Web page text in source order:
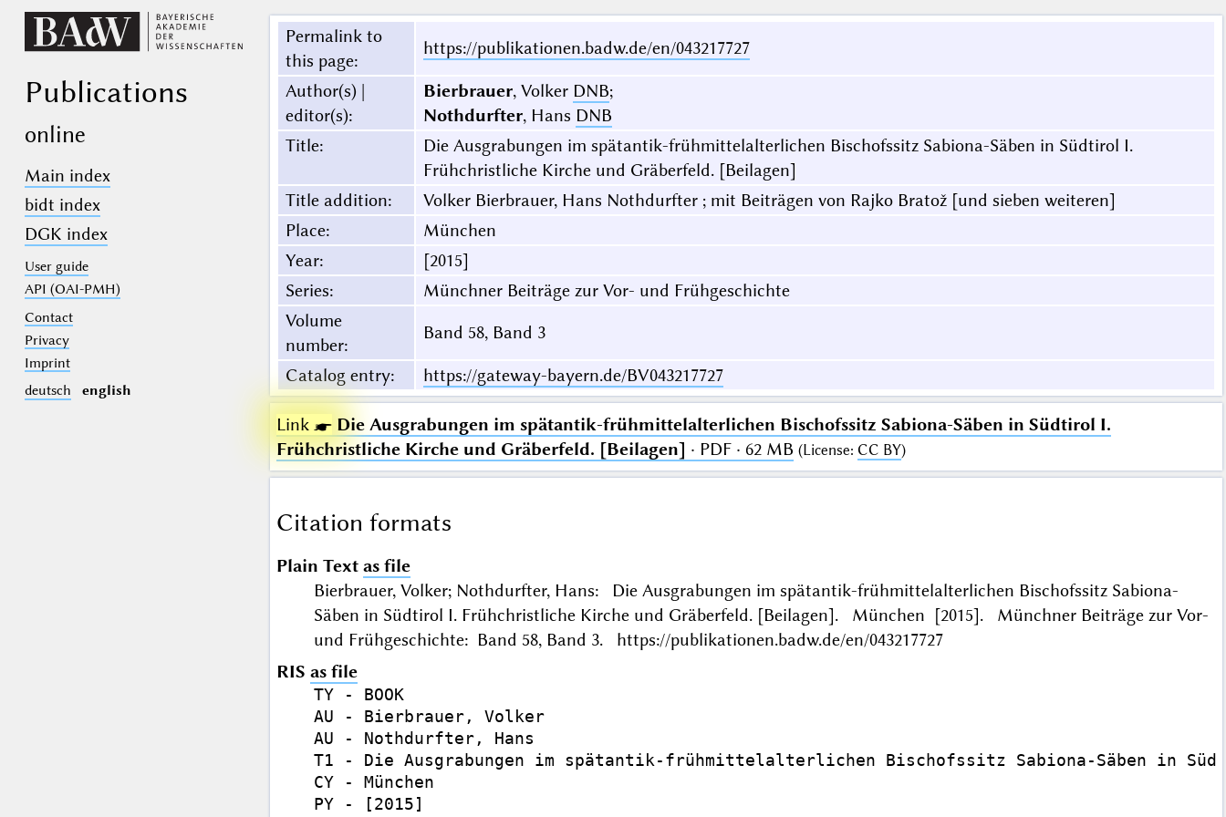
Publications
online
Main index
bidt index
DGK index
User guide
API (OAI-PMH)
Contact
Privacy
Imprint
deutsch
english
Permalink to
this page:
https://publikationen.badw.de/en/043217727
Author(s) |
editor(s):
Bierbrauer, Volker DNB;
Nothdurfter, Hans DNB
Title:
Die Ausgrabungen im spätantik-frühmittelalterlichen Bischofssitz Sabiona-Säben in Südtirol I.
Frühchristliche Kirche und Gräberfeld. [Beilagen]
Title addition:
Volker Bierbrauer, Hans Nothdurfter ; mit Beiträgen von Rajko Bratož [und sieben weiteren]
Place:
München
Year:
[2015]
Series:
Münchner Beiträge zur Vor- und Frühgeschichte
Volume
number:
Band 58, Band 3
Catalog entry: https://gateway-bayern.de/BV043217727
Link ☛ Die Ausgrabungen im spätantik-frühmittelalterlichen Bischofssitz Sabiona-Säben in Südtirol I.
Frühchristliche Kirche und Gräberfeld. [Beilagen] · PDF · 62 MB (License: CC BY)
Citation formats
Plain Text as file
Bierbrauer, Volker; Nothdurfter, Hans: Die Ausgrabungen im spätantik-frühmittelalterlichen Bischofssitz Sabiona-
Säben in Südtirol I. Frühchristliche Kirche und Gräberfeld. [Beilagen]. München [2015]. Münchner Beiträge zur Vor-
und Frühgeschichte: Band 58, Band 3. https://publikationen.badw.de/en/043217727
RIS as file
TY - BOOK
AU - Bierbrauer, Volker
AU - Nothdurfter, Hans
T1 - Die Ausgrabungen im spätantik-frühmittelalterlichen Bischofssitz Sabiona-Säben in
CY - München
PY - [2015]